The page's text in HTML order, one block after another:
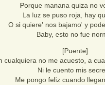
Porque manana quiza no
La luz se puso roja, hay
O si quiere' nos bajamo' y
Baby, esto no fue
[Puente]
cualquiera no me acuesto, a
Ni le cuento mis
Me pongo feliz cuando